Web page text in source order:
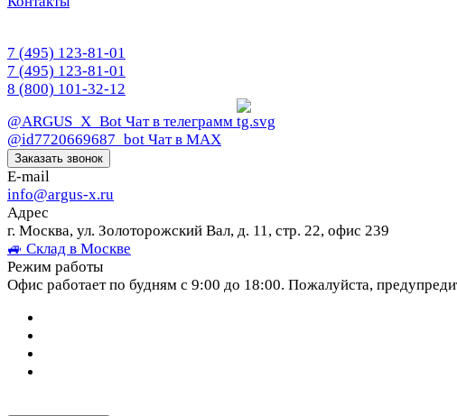
7 (495) 123-81-01
7 (495) 123-81-01
8 (800) 101-32-12
@ARGUS_X_Bot Чат в телеграмм
@id7720669687_bot Чат в МАХ
Заказать звонок
E-mail
info@argus-x.ru
Адрес
г. Москва, ул. Золоторожский Вал, д. 11, стр. 22, офис 239
🚙 Склад в Москве
Режим работы
Офис работает по будням с 9:00 до 18:00. Пожалуйста,